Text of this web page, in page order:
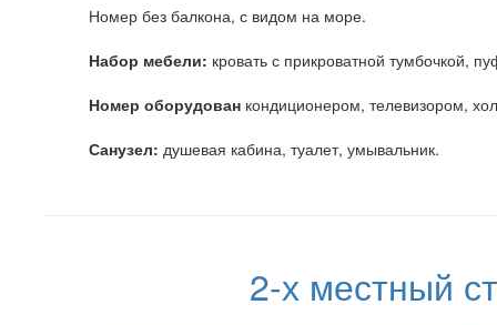
Номер без балкона, с видом на море.
Набор мебели: кровать с прикроватной тумбочкой,
Номер оборудован кондиционером, телевизором,
Санузел: душевая кабина, туалет, умывальник.
2-х местный